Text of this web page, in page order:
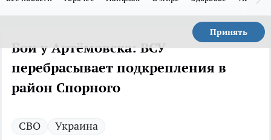
Принять
Бои у Артёмовска: ВСУ
перебрасывает подкрепления в
район Спорного
СВО Украина